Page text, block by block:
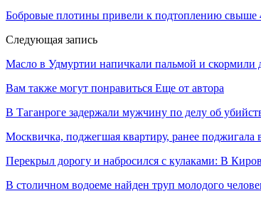
Бобровые плотины привели к подтоплению свыше
Следующая запись
Масло в Удмуртии напичкали пальмой и скормили
Вам также могут понравиться Еще от автора
В Таганроге задержали мужчину по делу об
Москвичка, поджегшая квартиру, ранее поджигала
Перекрыл дорогу и набросился с кулаками: В
В столичном водоеме найден труп молодого